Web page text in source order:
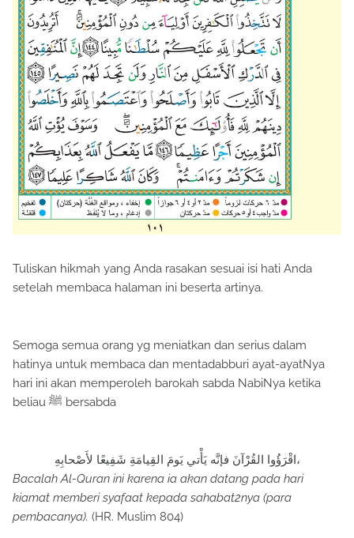
Tuliskan hikmah yang Anda rasakan sesuai isi hati Anda
setelah membaca halaman ini beserta artinya.
Semoga semua orang yg meniatkan dan serius dalam
hatinya untuk membaca dan mentadabburi ayat-ayatNya
hari ini akan memperoleh barokah sabda NabiNya ketika
beliau ﷺ bersabda
اقْرَؤُوا القُرْآنَ فإنَّه يَأْتي يَومَ القِيامَةِ شَفِيعًا لأَصْحابِهِ،
Bacalah Al-Quran ini karena ia akan datang pada hari
kiamat memberi syafaat kepada sahabat2nya (para
pembacanya). (HR. Muslim 804)